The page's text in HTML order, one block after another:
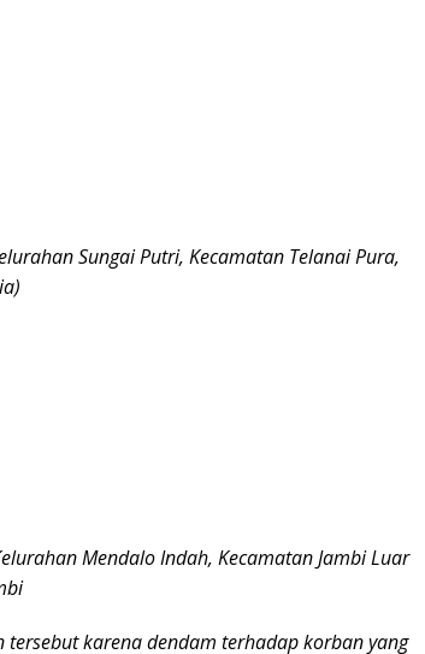
Sungai Putri, Kecamatan Telanai Pura,
Mendalo Indah, Kecamatan Jambi Luar
karena dendam terhadap korban yang